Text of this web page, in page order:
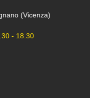
(Vicenza)
- 18.30